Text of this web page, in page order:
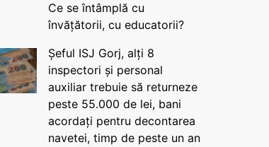
Ce se întâmplă cu
învățătorii, cu educatorii?
Șeful ISJ Gorj, alți 8
inspectori și personal
auxiliar trebuie să returneze
peste 55.000 de lei, bani
acordați pentru decontarea
navetei, timp de peste un an